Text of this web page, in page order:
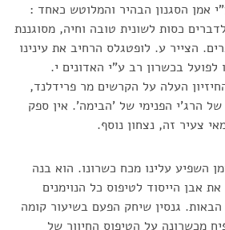
אמן הסגנון הבהיר והמלוטש כאחד :
כסות לשונית טובה וחיה, מסוגננת
הצייר ע. לופטגלס הרחיב את עינינו
לפועל בכשרון רב ע"י האדונים י.
העלה על הקרשים מר פרידלנד,
הרג'י הפנימי של 'הבימה'. אין ספק
צעיר זה, נצחון נוסף.
השפיע עלינו מכח כשרונו. הוא בנה
את אבן הייסוד לטיפוס כל הנוימנים
גנסין שיחק הפעם בשיעור קומה
מכשרונה על הטיפוס החיוור של